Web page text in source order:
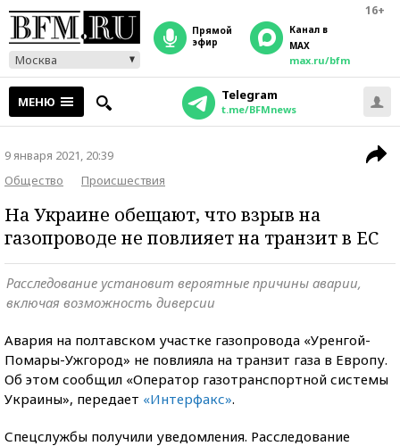
16+
Москва
прямой
эфир
Канал в
MAX
max.ru/bfm
МЕНЮ Telegram
t.me/BFMnews
9 января 2021, 20:39
Общество
Происшествия
На Украине обещают, что взрыв на
газопроводе не повлияет на транзит в ЕС
Расследование установит вероятные причины аварии,
включая возможность диверсии
Авария на полтавском участке газопровода «Уренгой-
Помары-Ужгород» не повлияла на транзит газа в Европу.
Об этом сообщил «Оператор газотранспортной системы
Украины», передает «Интерфакс».
Спецслужбы получили уведомления. Расследование